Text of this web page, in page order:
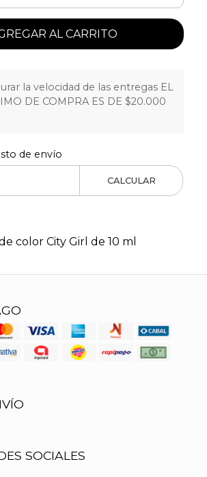
AL CARRITO
la velocidad de las entregas EL
DE COMPRA ES DE $20.000
de envío
CALCULAR
color City Girl de 10 ml
SOCIALES